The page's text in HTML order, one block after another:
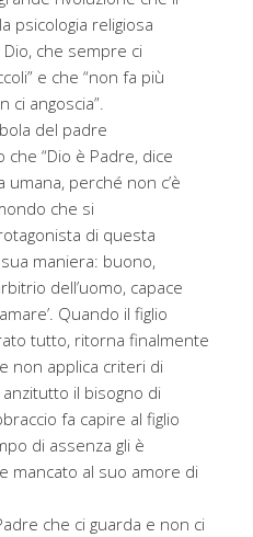
psicologia religiosa
Dio, che sempre ci
e che “non fa più
ci angoscia”.
del padre
“Dio è Padre, dice
umana, perché non c’è
che si
di questa
maniera: buono,
dell’uomo, capace
Quando il figlio
tutto, ritorna finalmente
non applica criteri di
il bisogno di
fa capire al figlio
di assenza gli è
mancato al suo amore di
che ci guarda e non ci